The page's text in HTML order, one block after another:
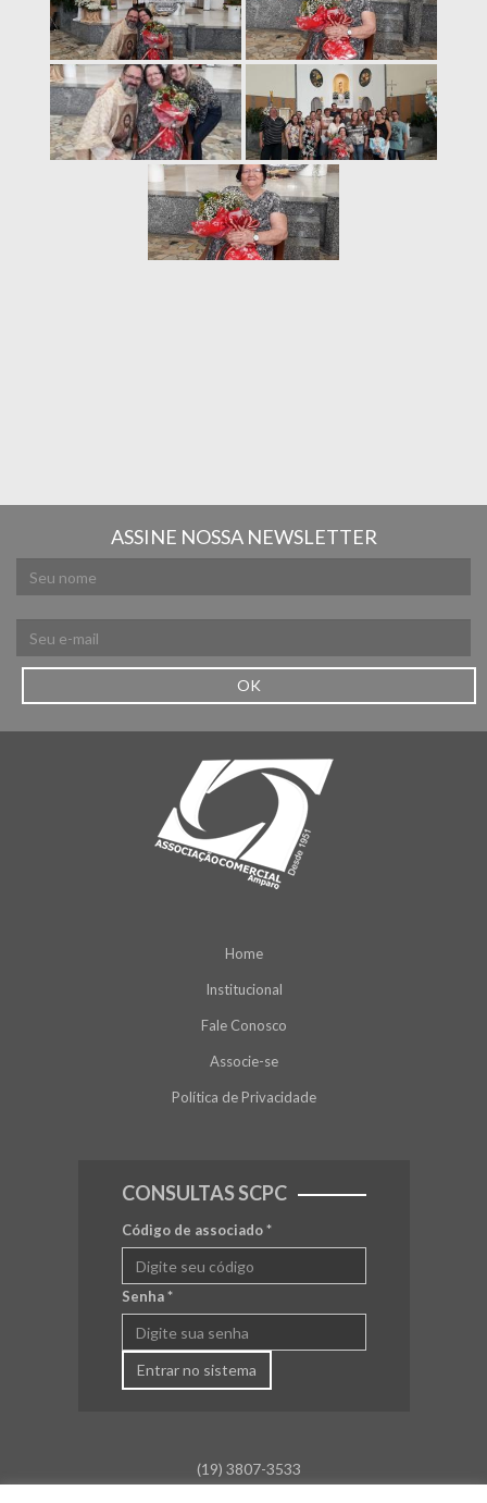
ASSINE NOSSA NEWSLETTER
OK
Home
Institucional
Fale Conosco
Associe-se
Política de Privacidade
CONSULTAS SCPC
Código de associado*
Senha*
Entrar no sistema
(19) 3807-3533